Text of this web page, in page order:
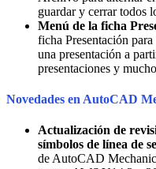
guardar y cerrar todos
Menú de la ficha
ficha Presentación
una presentación a
presentaciones y
Novedades en AutoCAD
Actualización de
símbolos de línea de
de AutoCAD